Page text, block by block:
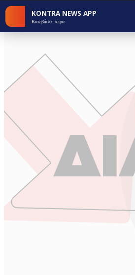
KONTRA NEWS APP
Κατεβάστε τώρα